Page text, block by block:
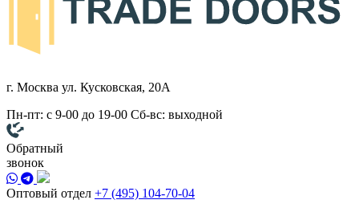
г. Москва ул. Кусковская, 20А
Пн-пт: с 9-00 до 19-00 Сб-вс: выходной
Обратный
звонок
Оптовый отдел +7 (495) 104-70-04